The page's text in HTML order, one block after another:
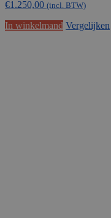
€1.250,00 (incl. BTW)
In winkelmand Vergelijken